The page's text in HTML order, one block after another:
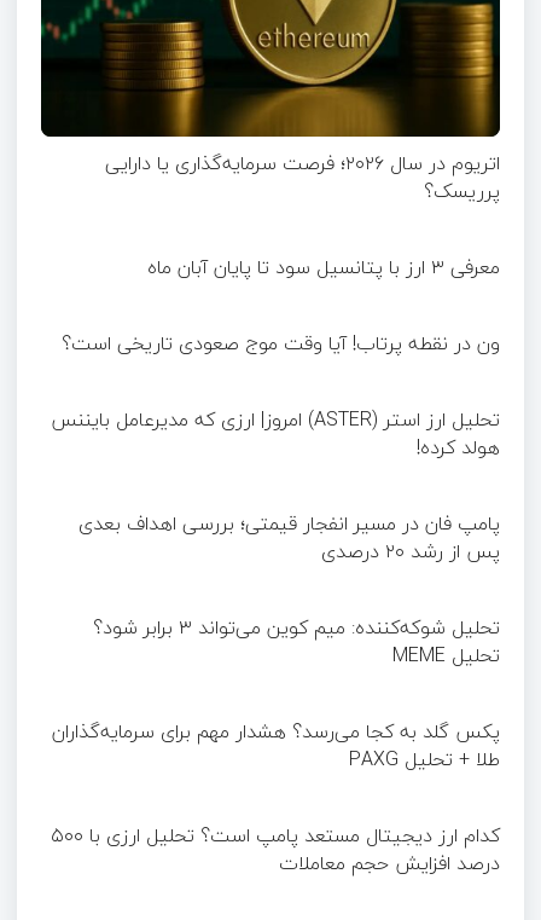
اتریوم در سال ۲۰۲۶؛ فرصت سرمایه‌گذاری یا دارایی
پرریسک؟
معرفی ۳ ارز با پتانسیل سود تا پایان آبان ماه
ون در نقطه پرتاب! آیا وقت موج صعودی تاریخی است؟
تحلیل ارز استر (ASTER) امروز| ارزی که مدیرعامل بایننس
هولد کرده!
پامپ فان در مسیر انفجار قیمتی؛ بررسی اهداف بعدی
پس از رشد ۲۰ درصدی
تحلیل شوکه‌کننده: میم کوین می‌تواند ۳ برابر شود؟
تحلیل MEME
پکس گلد به کجا می‌رسد؟ هشدار مهم برای سرمایه‌گذاران
طلا + تحلیل PAXG
کدام ارز دیجیتال مستعد پامپ است؟ تحلیل ارزی با ۵۰۰
درصد افزایش حجم معاملات